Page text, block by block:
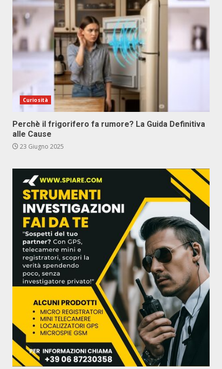
Curiosità
Perchè il frigorifero fa rumore? La Guida Definitiva
alle Cause
23 Giugno 2025